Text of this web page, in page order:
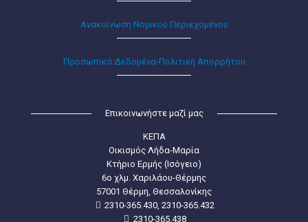
Ανακοίνωση Νομικού Περιεχομένου
Προσωπικά Δεδομένα-Πολιτική Απορρήτου
Επικοινωνήστε μαζί μας
ΚΕΠΑ
Οικισμός Λήδα-Μαρία
Κτήριο Ερμής (Ισόγειο)
6ο χλμ. Χαριλάου-Θέρμης
57001 Θέρμη, Θεσσαλονίκης
2310-365.430, 2310-365.432
2310-365.438